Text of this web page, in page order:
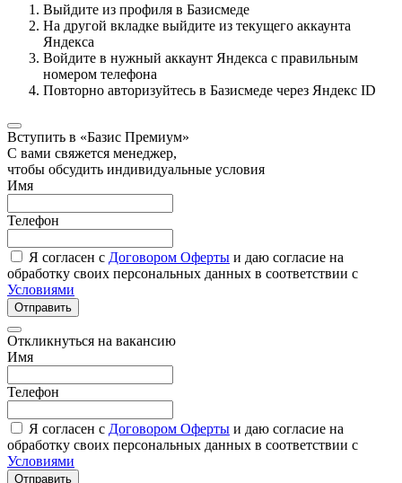
Выйдите из профиля в Базисмеде
На другой вкладке выйдите из текущего аккаунта
Яндекса
Войдите в нужный аккаунт Яндекса с правильным
номером телефона
Повторно авторизуйтесь в Базисмеде через Яндекс ID
Вступить в «Базис Премиум»
С вами свяжется менеджер,
чтобы обсудить индивидуальные условия
Имя
Телефон
Я согласен с Договором Оферты и даю согласие на
обработку своих персональных данных в соответствии с
Условиями
Отправить
Откликнуться на вакансию
Имя
Телефон
Я согласен с Договором Оферты и даю согласие на
обработку своих персональных данных в соответствии с
Условиями
Отправить